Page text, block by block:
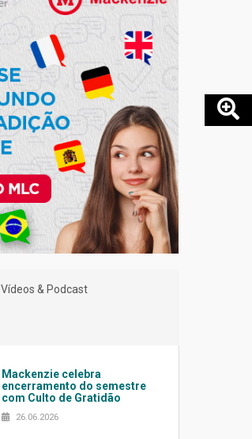
Vídeos & Podcast
Mackenzie celebra
encerramento do semestre
com Culto de Gratidão
26.06.2026